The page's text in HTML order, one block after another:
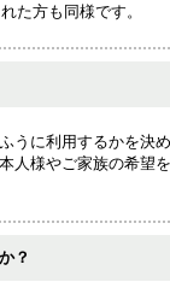
た方も同様です。
うに利用するかを決
人様やご家族の希望
？